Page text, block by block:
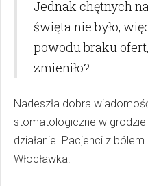
Jednak chętnych
święta nie było,
powodu braku
zmieniło?
Nadeszła dobra
stomatologiczne w grodzie
działanie. Pacjenci z
Włocławka.